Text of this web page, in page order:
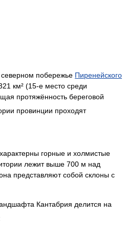
побережье Пиренейского
км² (15-е место среди
протяжённость береговой
провинции проходят
горные и холмистые
лежит выше 700 м над
представляют собой склоны с
Кантабрия делится на